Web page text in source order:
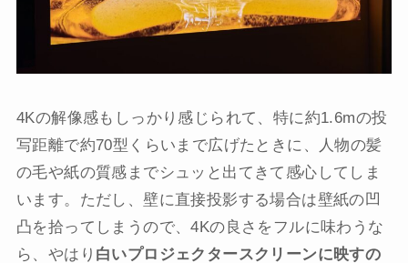
4Kの解像感もしっかり感じられて、特に約1.6mの投
写距離で約70型くらいまで広げたときに、人物の髪
の毛や紙の質感までシュッと出てきて感心してしま
います。ただし、壁に直接投影する場合は壁紙の凹
凸を拾ってしまうので、4Kの良さをフルに味わうな
ら、やはり 白いプロジェクタースクリーンに映すの